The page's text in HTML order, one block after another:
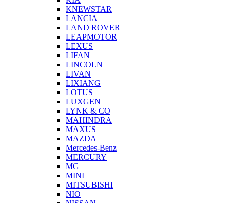
KNEWSTAR
LANCIA
LAND ROVER
LEAPMOTOR
LEXUS
LIFAN
LINCOLN
LIVAN
LIXIANG
LOTUS
LUXGEN
LYNK & CO
MAHINDRA
MAXUS
MAZDA
Mercedes-Benz
MERCURY
MG
MINI
MITSUBISHI
NIO